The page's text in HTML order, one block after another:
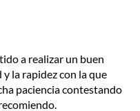
a realizar un buen
la rapidez con la que
paciencia contestando